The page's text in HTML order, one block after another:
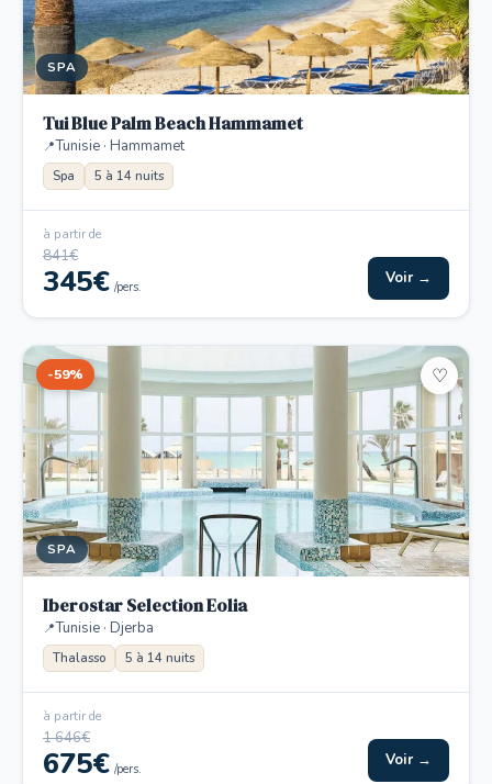
SPA
Tui Blue Palm Beach Hammamet
Tunisie · Hammamet
Spa 5 à 14 nuits
à partir de
841€
345€ /pers. Voir →
-59%
SPA
♡
Iberostar Selection Eolia
Tunisie · Djerba
Thalasso 5 à 14 nuits
à partir de
1 646€
675€ /pers. Voir →